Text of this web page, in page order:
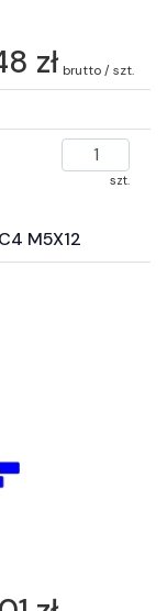
zł brutto / szt.
szt.
M5X12